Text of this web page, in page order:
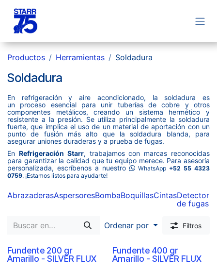
Productos Herramientas Soldadura
Soldadura
En refrigeración y aire acondicionado, la soldadura es
un proceso esencial para unir tuberías de cobre y otros
componentes metálicos, creando un sistema hermético y
resistente a la presión. Se utiliza principalmente la soldadura
fuerte, que implica el uso de un material de aportación con un
punto de fusión más alto que la soldadura blanda, para
asegurar uniones duraderas y a prueba de fugas.
En Refrigeración Starr, trabajamos con marcas reconocidas
para garantizar la calidad que tu equipo merece. Para asesoría
personalizada, escríbenos a nuestro
WhatsApp +52 55 4323
0759. ¡Estamos listos para ayudarte!
AbrazaderasAspersoresBombaBoquillasCintasDetector
de fugas
Ordenar por Filtros
Fundente 200 gr
Amarillo - SILVER FLUX
Fundente 400 gr
Amarillo - SILVER FLUX